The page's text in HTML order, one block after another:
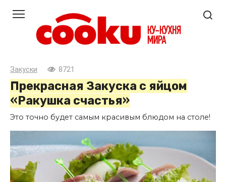
контенту
Закуски 8721
Прекрасная Закуска с яйцом
«Ракушка счастья»
Это точно будет самым красивым блюдом на столе!